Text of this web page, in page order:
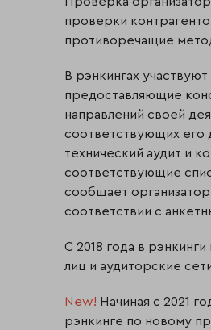
проверки
противоречащие
В рэнкингах
предоставляющие
направлений своей
соответствующих его
технический аудит и
соответствующие
сообщает
соответствии с
С 2018 года в
лиц и аудиторские
New! Начиная с 2021
рэнкинге по новому